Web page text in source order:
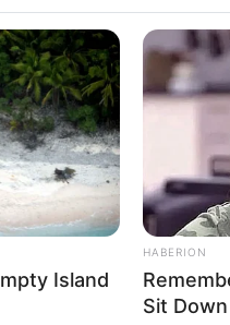
und Regionen:
-Kreis Cuxhaven-Kreis
für den
*:
Ausflugs- oder Freizeitziels
Island
HABERION
Sit